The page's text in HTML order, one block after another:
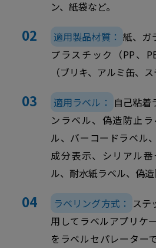
ン、紙袋など。
適用製品材質： 紙、ガ
プラスチック（PP、
（ブリキ、アルミ缶、ス
適用ラベル： 自己粘着
ンラベル、偽造防止
ル、バーコードラベル
成分表示、シリアル
ル、耐水紙ラベル、偽
ラベリング方式： ステ
用してラベルアプリケ
をラベルセパレーター